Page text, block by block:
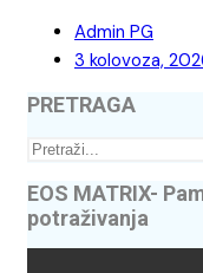
Admin PG
3 kolovoza,
PRETRAGA
EOS MATRIX-
potraživanja